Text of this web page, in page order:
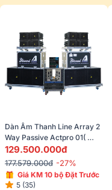
Dàn Âm Thanh Line Array 2
Way Passive Actpro 01(
Actpro KR210F New, Actpro
KR28F New, Actpro
QD4.13, Yamaha MG 10XU
...)
129.500.000đ
177.579.000đ -27%
Giá KM 10 bộ Đặt Trước
5 (35)